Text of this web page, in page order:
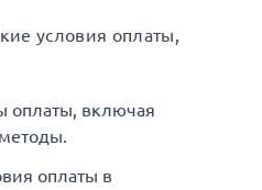
условия оплаты,
оплаты, включая
оплаты в